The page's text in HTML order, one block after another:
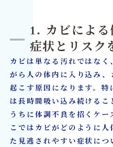
5. カビが原因で起こる
を知る
6. シックハウス症候群
7. カビが発生しやすい
8. 市販対策では不十
9. 科学的根拠に基づ
10. カビ除去とリフォ
1. カビによる
症状とリスク
カビは単なる汚れではな
がら人の体内に入り込み
起こす原因になります。
は長時間吸い込み続ける
うちに体調不良を招くケ
こではカビがどのように
た見逃されやすい症状につ